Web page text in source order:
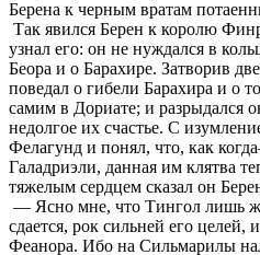
Берена к черным вратам
Так явился Берен к королю
узнал его: он не нуждался в
Беора и о Барахире. Затворив
поведал о гибели Барахира и о
самим в Дориате; и разрыдался
недолгое их счастье. С
Фелагунд и понял, что, как
Галадриэли, данная им клятва
тяжелым сердцем сказал он
— Ясно мне, что Тингол лишь
сдается, рок сильней его целей,
Феанора. Ибо на Сильмарилы